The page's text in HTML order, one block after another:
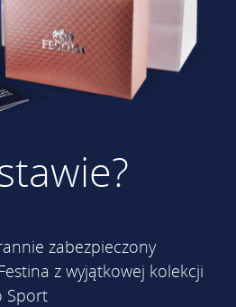
zabezpieczony
z wyjątkowej kolekcji
Sport